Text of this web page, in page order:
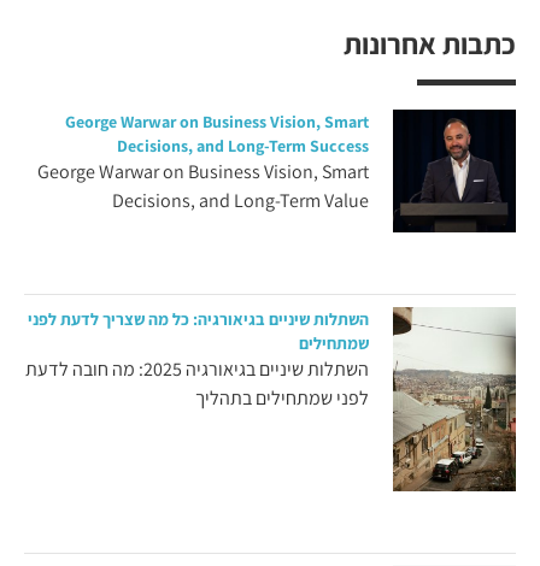
כתבות אחרונות
George Warwar on Business Vision, Smart
Decisions, and Long-Term Success
George Warwar on Business Vision, Smart
Decisions, and Long-Term Value
השתלות שיניים בגיאורגיה: כל מה שצריך לדעת לפני
שמתחילים
השתלות שיניים בגיאורגיה 2025: מה חובה לדעת
לפני שמתחילים בתהליך